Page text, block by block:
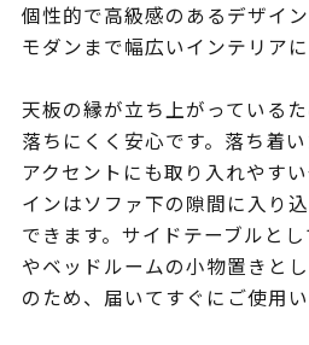
個性的で高級感のあるデザイ
モダンまで幅広いインテリアに
天板の縁が立ち上がっている
落ちにくく安心です。落ち着
アクセントにも取り入れやす
インはソファ下の隙間に入り
できます。サイドテーブルと
やベッドルームの小物置きと
のため、届いてすぐにご使用い